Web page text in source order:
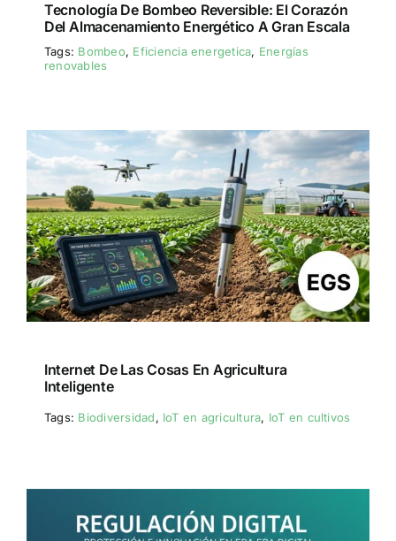
Tecnología De Bombeo Reversible: El Corazón
Del Almacenamiento Energético A Gran Escala
Tags: Bombeo, Eficiencia energetica, Energías
renovables
Internet De Las Cosas En Agricultura
Inteligente
Tags: Biodiversidad, IoT en agricultura, IoT en cultivos